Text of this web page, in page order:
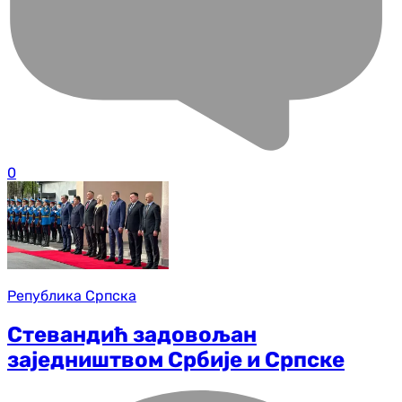
0
Република Српска
Стевандић задовољан
заједништвом Србије и Српске